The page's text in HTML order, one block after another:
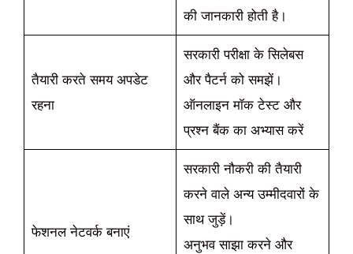
की जानकारी होती है।
तैयारी करते समय अपडेट
रहना
सरकारी परीक्षा के सिलेबस
और पैटर्न को समझें।
ऑनलाइन मॉक टेस्ट और
प्रश्न बैंक का अभ्यास करें
फेशनल नेटवर्क बनाएं
सरकारी नौकरी की तैयारी
करने वाले अन्य उम्मीदवारों के
साथ जुड़ें।
अनुभव साझा करने और